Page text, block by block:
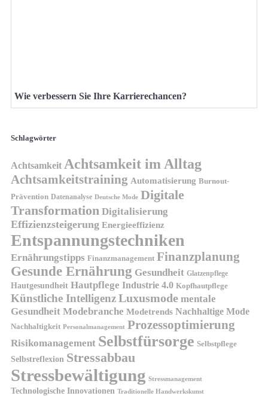
Wie verbessern Sie Ihre Karrierechancen?
Schlagwörter
Achtsamkeit Achtsamkeit im Alltag
Achtsamkeitstraining Automatisierung Burnout-
Prävention Datenanalyse Deutsche Mode Digitale
Transformation Digitalisierung
Effizienzsteigerung Energieeffizienz
Entspannungstechniken
Ernährungstipps Finanzmanagement Finanzplanung
Gesunde Ernährung Gesundheit Glatzenpflege
Hautgesundheit Hautpflege Industrie 4.0 Kopfhautpflege
Künstliche IntelligenzLuxusmode mentale
Gesundheit Modebranche Modetrends Nachhaltige Mode
Nachhaltigkeit Personalmanagement Prozessoptimierung
Risikomanagement Selbstfürsorge Selbstpflege
Selbstreflexion Stressabbau
Stressbewältigung Stressmanagement
Technologische Innovationen Traditionelle Handwerkskunst